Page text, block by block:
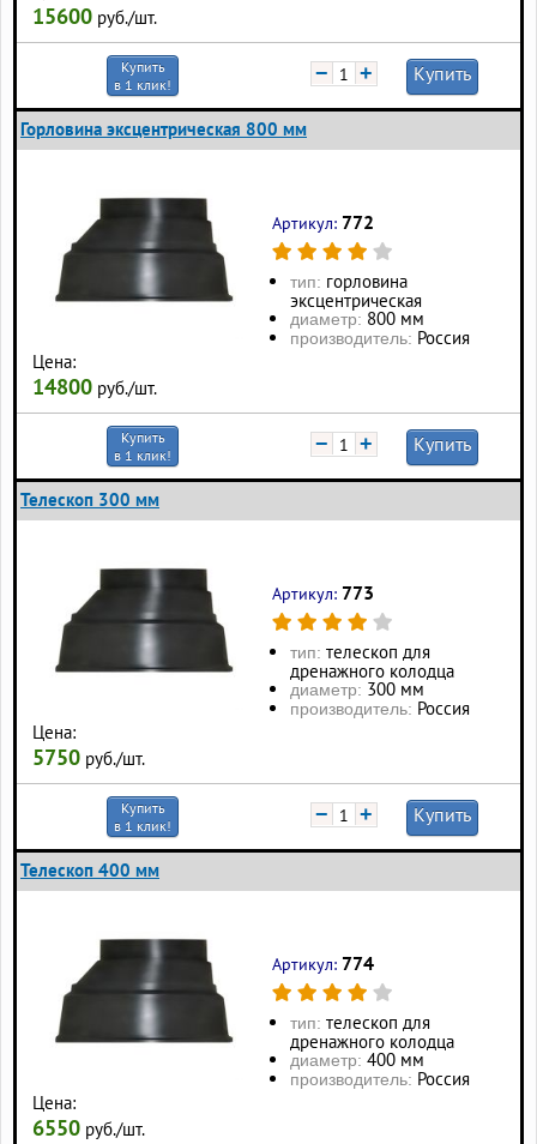
15600 руб./шт.
Купить
в 1 клик!
− + Купить
Горловина эксцентрическая 800 мм
Цена:
14800 руб./шт.
Артикул: 772
тип: горловина
эксцентрическая
диаметр: 800 мм
производитель: Россия
Купить
в 1 клик!
− + Купить
Телескоп 300 мм
Цена:
5750 руб./шт.
Артикул: 773
тип: телескоп для
дренажного колодца
диаметр: 300 мм
производитель: Россия
Купить
в 1 клик!
− + Купить
Телескоп 400 мм
Цена:
6550 руб./шт.
Артикул: 774
тип: телескоп для
дренажного колодца
диаметр: 400 мм
производитель: Россия